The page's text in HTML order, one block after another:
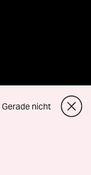
Gerade nicht